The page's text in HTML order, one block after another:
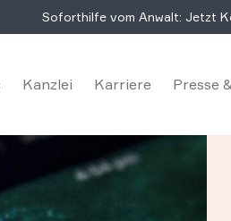
Soforthilfe vom Anwalt: Jetzt
Kanzlei Karriere Presse